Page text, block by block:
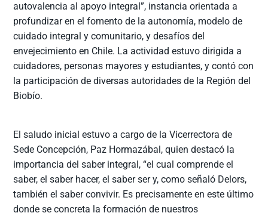
autovalencia al apoyo integral”, instancia orientada a
profundizar en el fomento de la autonomía, modelo de
cuidado integral y comunitario, y desafíos del
envejecimiento en Chile. La actividad estuvo dirigida a
cuidadores, personas mayores y estudiantes, y contó con
la participación de diversas autoridades de la Región del
Biobío.
El saludo inicial estuvo a cargo de la Vicerrectora de
Sede Concepción, Paz Hormazábal, quien destacó la
importancia del saber integral, “el cual comprende el
saber, el saber hacer, el saber ser y, como señaló Delors,
también el saber convivir. Es precisamente en este último
donde se concreta la formación de nuestros